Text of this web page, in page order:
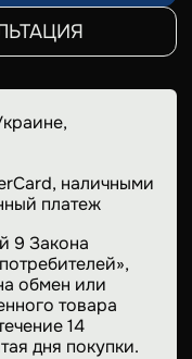
наличными
платеж
9 Закона
обмен или
товара
14
дня покупки.